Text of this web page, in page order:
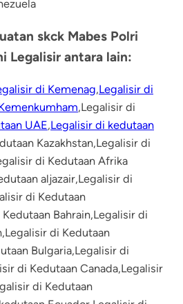
skck Mabes Polri
Legalisir antara lain:
di Kemenag,Legalisir di
,Legalisir di
UAE,Legalisir di kedutaan
Kazakhstan,Legalisir di
di Kedutaan Afrika
aljazair,Legalisir di
di Kedutaan
Bahrain,Legalisir di
di Kedutaan
Bulgaria,Legalisir di
di Kedutaan Canada,Legalisir
di Kedutaan